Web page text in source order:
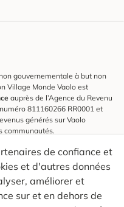
de confiance et
et d'autres données
améliorer et
sur et en dehors de
gouvernementale à but non
Village Monde Vaolo est
auprès de l’Agence du Revenu
811160266 RR0001 et
générés sur Vaolo
communautés.
explorateurs et recevoir des